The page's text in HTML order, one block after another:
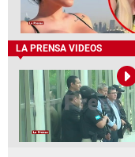
LA PRENSA VIDEOS